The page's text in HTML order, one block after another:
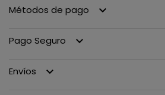
Métodos de pago keyboard_arrow_down
Pago Seguro keyboard_arrow_down
Envíos keyboard_arrow_down